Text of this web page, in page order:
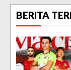
BERITA